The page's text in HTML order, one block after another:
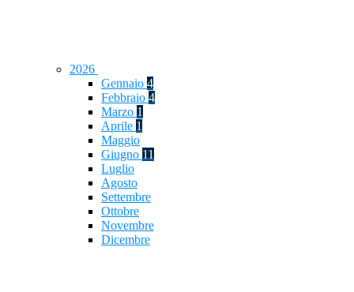
2026
Gennaio 4
Febbraio 4
Marzo 1
Aprile 1
Maggio
Giugno 11
Luglio
Agosto
Settembre
Ottobre
Novembre
Dicembre